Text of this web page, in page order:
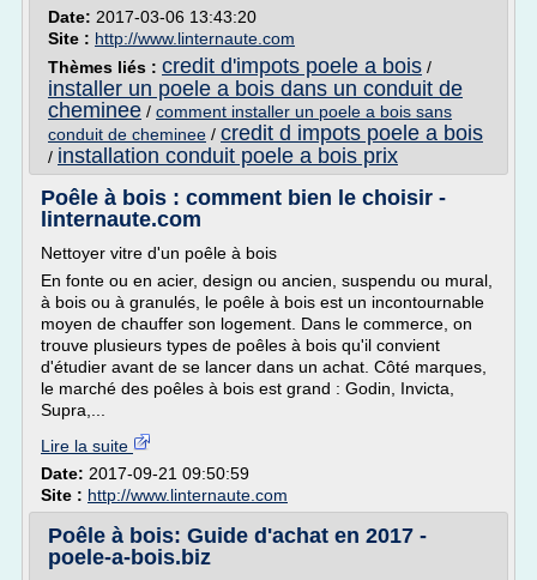
Date: 2017-03-06 13:43:20
Site : http://www.linternaute.com
Thèmes liés : credit d'impots poele a bois /
installer un poele a bois dans un conduit de
cheminee / comment installer un poele a bois sans
conduit de cheminee / credit d impots poele a bois
/ installation conduit poele a bois prix
Poêle à bois : comment bien le choisir -
linternaute.com
Nettoyer vitre d'un poêle à bois
En fonte ou en acier, design ou ancien, suspendu ou mural,
à bois ou à granulés, le poêle à bois est un incontournable
moyen de chauffer son logement. Dans le commerce, on
trouve plusieurs types de poêles à bois qu'il convient
d'étudier avant de se lancer dans un achat. Côté marques,
le marché des poêles à bois est grand : Godin, Invicta,
Supra,...
Lire la suite
Date: 2017-09-21 09:50:59
Site : http://www.linternaute.com
Poêle à bois: Guide d'achat en 2017 -
poele-a-bois.biz